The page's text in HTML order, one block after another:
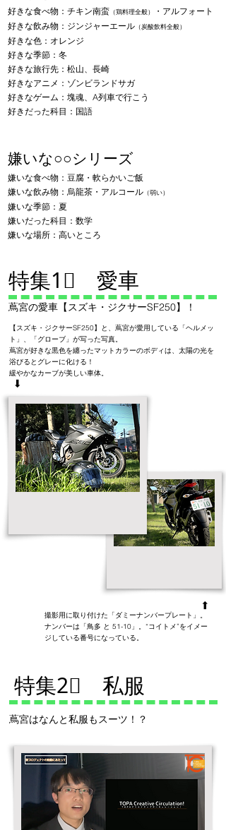
好きな食べ物：チキン南蛮 （鶏料理全般）
・アルフォート
好きな飲み物：ジンジャーエール （炭酸飲料全般）
好きな色：オレンジ
好きな季節：冬
好きな旅行先：松山、長崎
好きなアニメ：ゾンビランドサガ
好きなゲーム：塊魂、A列車で行こう
​好きだった科目：国語
嫌いな○○シリーズ
嫌いな食べ物：豆腐・軟らかいご飯
嫌いな飲み物：烏龍茶・アルコール （弱い）
嫌いな季節：夏
​嫌いだった科目：数学
​嫌いな場所：高いところ
特集1⃣ 愛車
蔦宮の愛車【スズキ・ジクサーSF250】！
【スズキ・ジクサーSF250】と、蔦宮が愛用している「ヘルメッ
ト」、「グローブ」が写った写真。
蔦宮が好きな黒色を纏ったマットカラーのボディは、太陽の光を
浴びるとグレーに化ける！
​緩やかなカーブが美しい車体。
➡
撮影用に取り付けた「ダミーナンバープレート」。
ナンバーは「鳥多 と 51-10」。“コイトメ”をイメー
ジしている番号になっている。
➡
特集2⃣ 私服
蔦宮はなんと私服もスーツ！？